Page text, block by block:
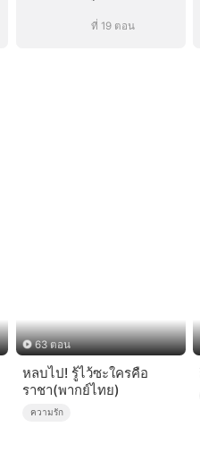
ที่ 19 ตอน
63 ตอน
หลบไป! รู้ไว้ซะใครคือ
ราชา(พากย์ไทย)
ความรัก